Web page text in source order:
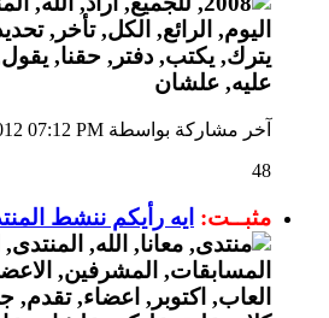
آخر مشاركة بواسطة 07:12 PM
48
مثبــت: ايه رأيكم ننشط